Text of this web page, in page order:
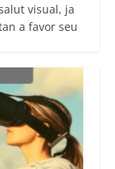
visual, ja
a favor seu